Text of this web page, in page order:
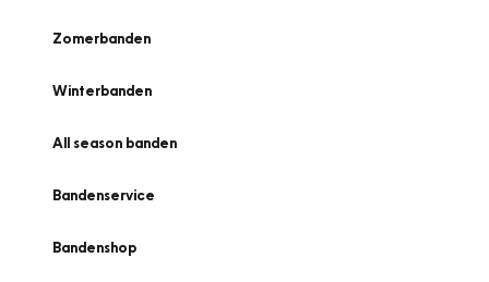
Zomerbanden
Winterbanden
All season banden
Bandenservice
Bandenshop